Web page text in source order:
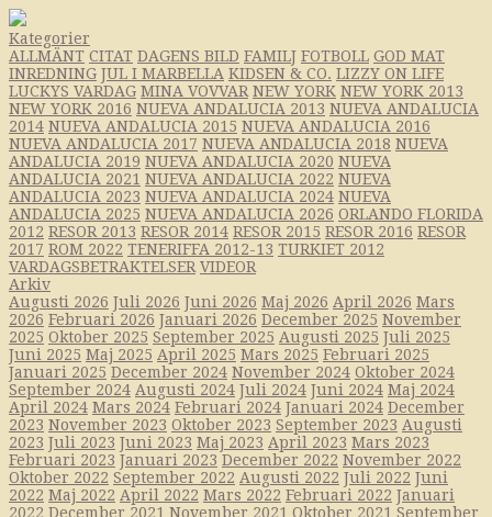
Kategorier
ALLMÄNT CITAT DAGENS BILD FAMILJ FOTBOLL GOD MAT
INREDNING JUL I MARBELLA KIDSEN & CO. LIZZY ON LIFE
LUCKYS VARDAG MINA VOVVAR NEW YORK NEW YORK 2013
NEW YORK 2016 NUEVA ANDALUCIA 2013 NUEVA ANDALUCIA
2014 NUEVA ANDALUCIA 2015 NUEVA ANDALUCIA 2016
NUEVA ANDALUCIA 2017 NUEVA ANDALUCIA 2018 NUEVA
ANDALUCIA 2019 NUEVA ANDALUCIA 2020 NUEVA
ANDALUCIA 2021 NUEVA ANDALUCIA 2022 NUEVA
ANDALUCIA 2023 NUEVA ANDALUCIA 2024 NUEVA
ANDALUCIA 2025 NUEVA ANDALUCIA 2026 ORLANDO FLORIDA
2012 RESOR 2013 RESOR 2014 RESOR 2015 RESOR 2016 RESOR
2017 ROM 2022 TENERIFFA 2012-13 TURKIET 2012
VARDAGSBETRAKTELSER VIDEOR
Arkiv
Augusti 2026 Juli 2026 Juni 2026 Maj 2026 April 2026 Mars
2026 Februari 2026 Januari 2026 December 2025 November
2025 Oktober 2025 September 2025 Augusti 2025 Juli 2025
Juni 2025 Maj 2025 April 2025 Mars 2025 Februari 2025
Januari 2025 December 2024 November 2024 Oktober 2024
September 2024 Augusti 2024 Juli 2024 Juni 2024 Maj 2024
April 2024 Mars 2024 Februari 2024 Januari 2024 December
2023 November 2023 Oktober 2023 September 2023 Augusti
2023 Juli 2023 Juni 2023 Maj 2023 April 2023 Mars 2023
Februari 2023 Januari 2023 December 2022 November 2022
Oktober 2022 September 2022 Augusti 2022 Juli 2022 Juni
2022 Maj 2022 April 2022 Mars 2022 Februari 2022 Januari
2022 December 2021 November 2021 Oktober 2021 September